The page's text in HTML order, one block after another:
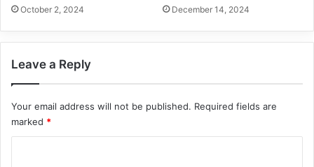
October 2, 2024 December 14, 2024
Leave a Reply
Your email address will not be published. Required fields are
marked *